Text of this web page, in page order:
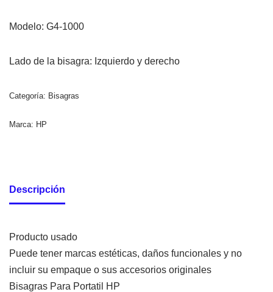
Modelo: G4-1000
Lado de la bisagra: Izquierdo y derecho
Categoría: Bisagras
Marca: HP
Descripción
Producto usado
Puede tener marcas estéticas, daños funcionales y no
incluir su empaque o sus accesorios originales
Bisagras Para Portatil HP